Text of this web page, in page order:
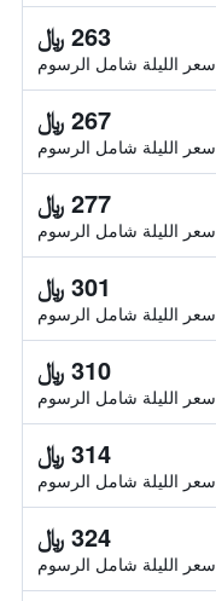
263 ﷼
سعر الليلة شامل الرسوم
267 ﷼
سعر الليلة شامل الرسوم
277 ﷼
سعر الليلة شامل الرسوم
301 ﷼
سعر الليلة شامل الرسوم
310 ﷼
سعر الليلة شامل الرسوم
314 ﷼
سعر الليلة شامل الرسوم
324 ﷼
سعر الليلة شامل الرسوم